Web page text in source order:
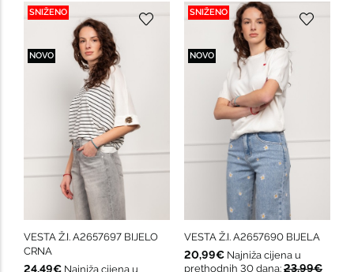
SNIŽENO
NOVO
VESTA Ž.I. A2657697 BIJELO
CRNA
24,49€ Najniža cijena u
SNIŽENO
NOVO
VESTA Ž.I. A2657690 BIJELA
20,99€ Najniža cijena u
prethodnih 30 dana: 23,99€